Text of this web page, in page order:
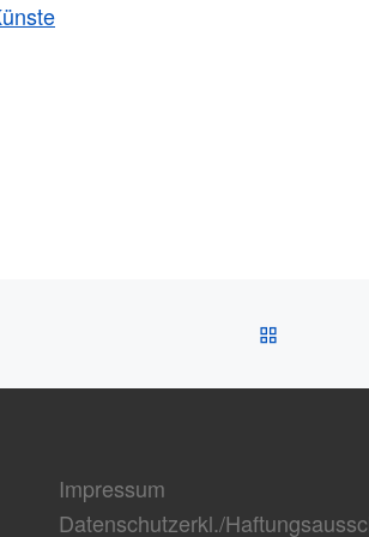
Impressum
Datenschutzerkl./